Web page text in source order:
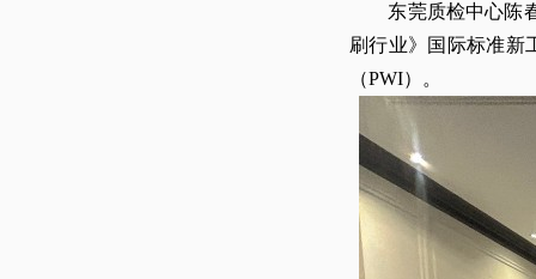
东莞质检中心陈春
刷行业》国际标准新
（PWI）。